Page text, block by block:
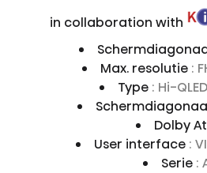
in collaboration with
Max. resolutie :
Type : Hi-
Dolby
User interface :
Serie :